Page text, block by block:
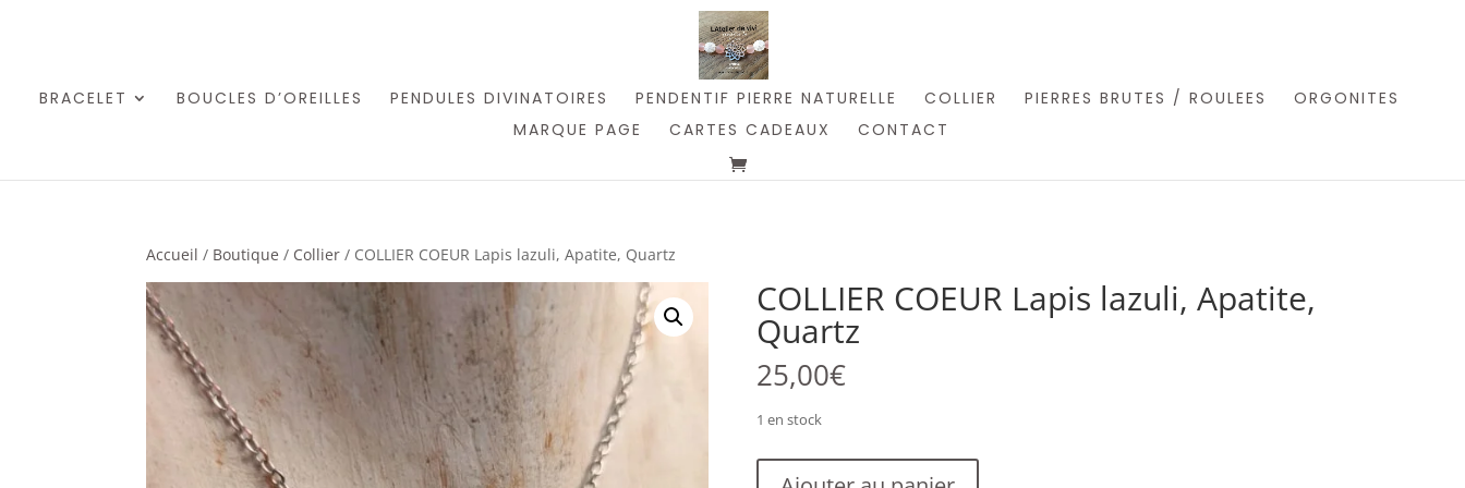
BRACELET BOUCLES D’OREILLES PENDULES DIVINATOIRES PENDENTIF PIERRE NATURELLE COLLIER PIERRES BRUTES / ROULEES
ORGONITES
MARQUE PAGE
CARTES CADEAUX CONTACT
Accueil / Boutique / Collier / COLLIER COEUR Lapis lazuli, Apatite, Quartz
COLLIER COEUR Lapis lazuli, Apatite,
Quartz
25,00€
1 en stock